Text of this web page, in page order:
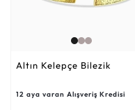
Altın Kelepçe Bilezik
12 aya varan Alışveriş Kredisi